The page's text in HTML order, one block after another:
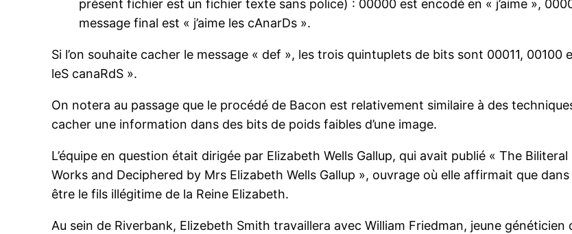
présent fichier est un fichier texte sans police) : 00000 est encodé en « j’aime »,
message final est « j’aime les cAnarDs ».
Si l’on souhaite cacher le message « def », les trois quintuplets de bits sont 00011, 00100
leS canaRdS ».
On notera au passage que le procédé de Bacon est relativement similaire à des
cacher une information dans des bits de poids faibles d’une image.
L’équipe en question était dirigée par Elizabeth Wells Gallup, qui avait publié « The
Works and Deciphered by Mrs Elizabeth Wells Gallup », ouvrage où elle affirmait que
être le fils illégitime de la Reine Elizabeth.
Au sein de Riverbank, Elizebeth Smith travaillera avec William Friedman, jeune généticien